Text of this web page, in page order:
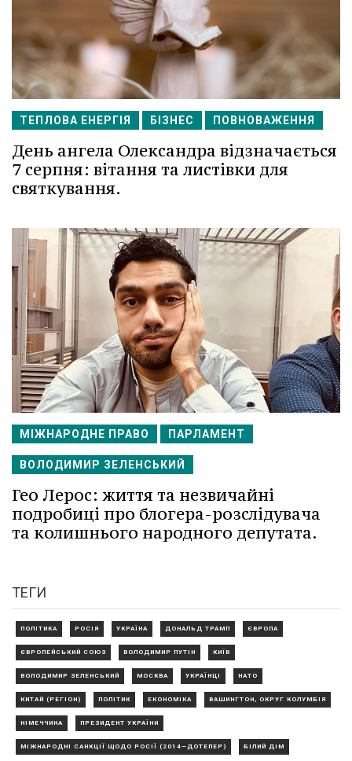
ТЕПЛОВА ЕНЕРГІЯ БІЗНЕС ПОВНОВАЖЕННЯ
День ангела Олександра відзначається
7 серпня: вітання та листівки для
святкування.
МІЖНАРОДНЕ ПРАВО ПАРЛАМЕНТ
ВОЛОДИМИР ЗЕЛЕНСЬКИЙ
Гео Лерос: життя та незвичайні
подробиці про блогера-розслідувача
та колишнього народного депутата.
ТЕГИ
ПОЛІТИКА РОСІЯ УКРАЇНА ДОНАЛЬД ТРАМП ЄВРОПА
ЄВРОПЕЙСЬКИЙ СОЮЗ ВОЛОДИМИР ПУТІН КИЇВ
ВОЛОДИМИР ЗЕЛЕНСЬКИЙ МОСКВА УКРАЇНЦІ НАТО
КИТАЙ (РЕГІОН) ПОЛІТИК ЕКОНОМІКА ВАШИНГТОН, ОКРУГ КОЛУМБІЯ
НІМЕЧЧИНА ПРЕЗИДЕНТ УКРАЇНИ
МІЖНАРОДНІ САНКЦІЇ ЩОДО РОСІЇ (2014—ДОТЕПЕР) БІЛИЙ ДІМ